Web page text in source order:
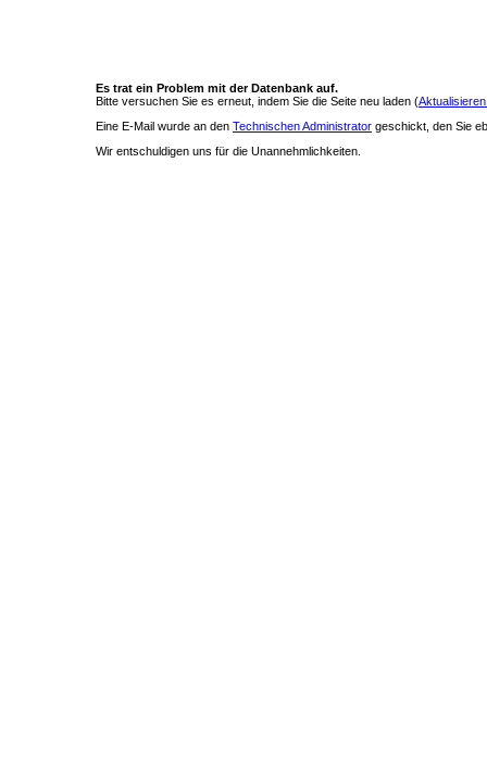
Es trat ein Problem mit der Datenbank auf.
Bitte versuchen Sie es erneut, indem Sie die Seite neu laden (
Eine E-Mail wurde an den Technischen Administrator geschickt, den Sie
Wir entschuldigen uns für die Unannehmlichkeiten.